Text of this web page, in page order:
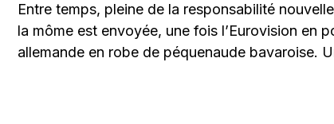
Entre temps, pleine de la responsabilité
la môme est envoyée, une fois l’Eurovision en
allemande en robe de péquenaude bavaroise.